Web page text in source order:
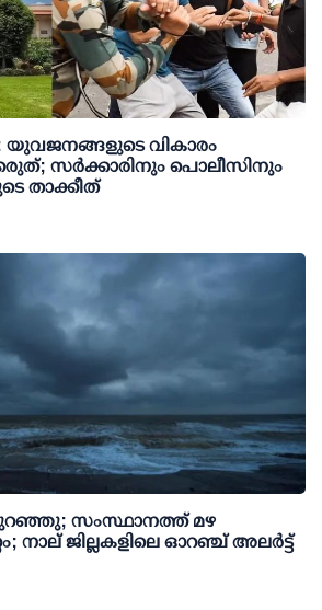
വികാരം
സര്‍ക്കാരിനും പൊലീസിനും
താക്കീത്
സംസ്ഥാനത്ത് മഴ
നാല് ജില്ലകളിലെ ഓറഞ്ച് അലർട്ട്